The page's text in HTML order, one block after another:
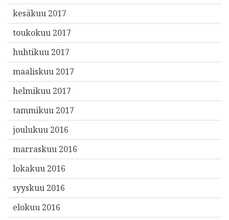
kesäkuu 2017
toukokuu 2017
huhtikuu 2017
maaliskuu 2017
helmikuu 2017
tammikuu 2017
joulukuu 2016
marraskuu 2016
lokakuu 2016
syyskuu 2016
elokuu 2016